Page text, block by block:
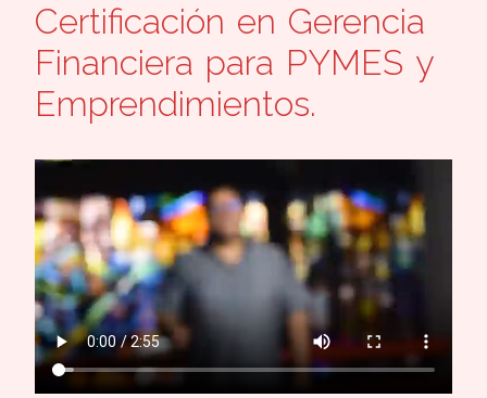
Certificación en Gerencia
Financiera para PYMES y
Emprendimientos.